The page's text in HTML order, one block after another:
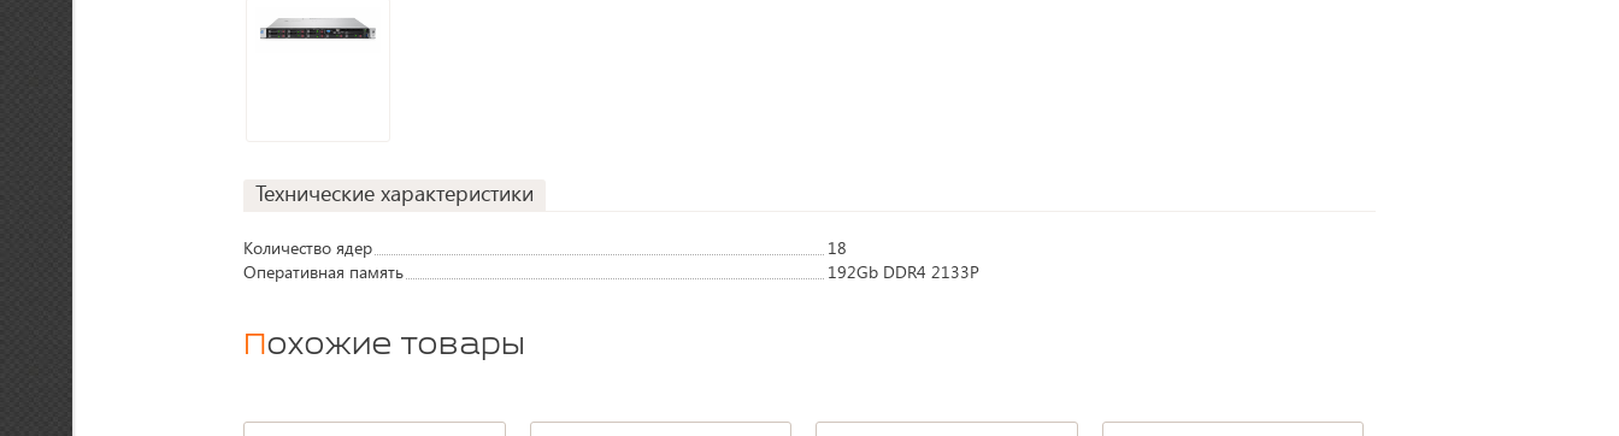
Технические характеристики
Количество ядер
18
Оперативная память
192Gb DDR4 2133P
Похожие товары